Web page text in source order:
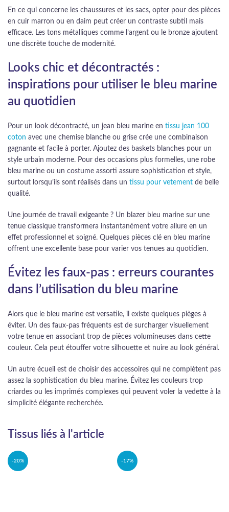
En ce qui concerne les chaussures et les sacs, opter pour des pièces
en cuir marron ou en daim peut créer un contraste subtil mais
efficace. Les tons métalliques comme l’argent ou le bronze ajoutent
une discrète touche de modernité.
Looks chic et décontractés :
inspirations pour utiliser le bleu marine
au quotidien
Pour un look décontracté, un jean bleu marine en tissu jean 100
coton avec une chemise blanche ou grise crée une combinaison
gagnante et facile à porter. Ajoutez des baskets blanches pour un
style urbain moderne. Pour des occasions plus formelles, une robe
bleu marine ou un costume assorti assure sophistication et style,
surtout lorsqu’ils sont réalisés dans un tissu pour vetement de belle
qualité.
Une journée de travail exigeante ? Un blazer bleu marine sur une
tenue classique transformera instantanément votre allure en un
effet professionnel et soigné. Quelques pièces clé en bleu marine
offrent une excellente base pour varier vos tenues au quotidien.
Évitez les faux-pas : erreurs courantes
dans l’utilisation du bleu marine
Alors que le bleu marine est versatile, il existe quelques pièges à
éviter. Un des faux-pas fréquents est de surcharger visuellement
votre tenue en associant trop de pièces volumineuses dans cette
couleur. Cela peut étouffer votre silhouette et nuire au look général.
Un autre écueil est de choisir des accessoires qui ne complètent pas
assez la sophistication du bleu marine. Évitez les couleurs trop
criardes ou les imprimés complexes qui peuvent voler la vedette à la
simplicité élégante recherchée.
Tissus liés à l'article
-20% -17%